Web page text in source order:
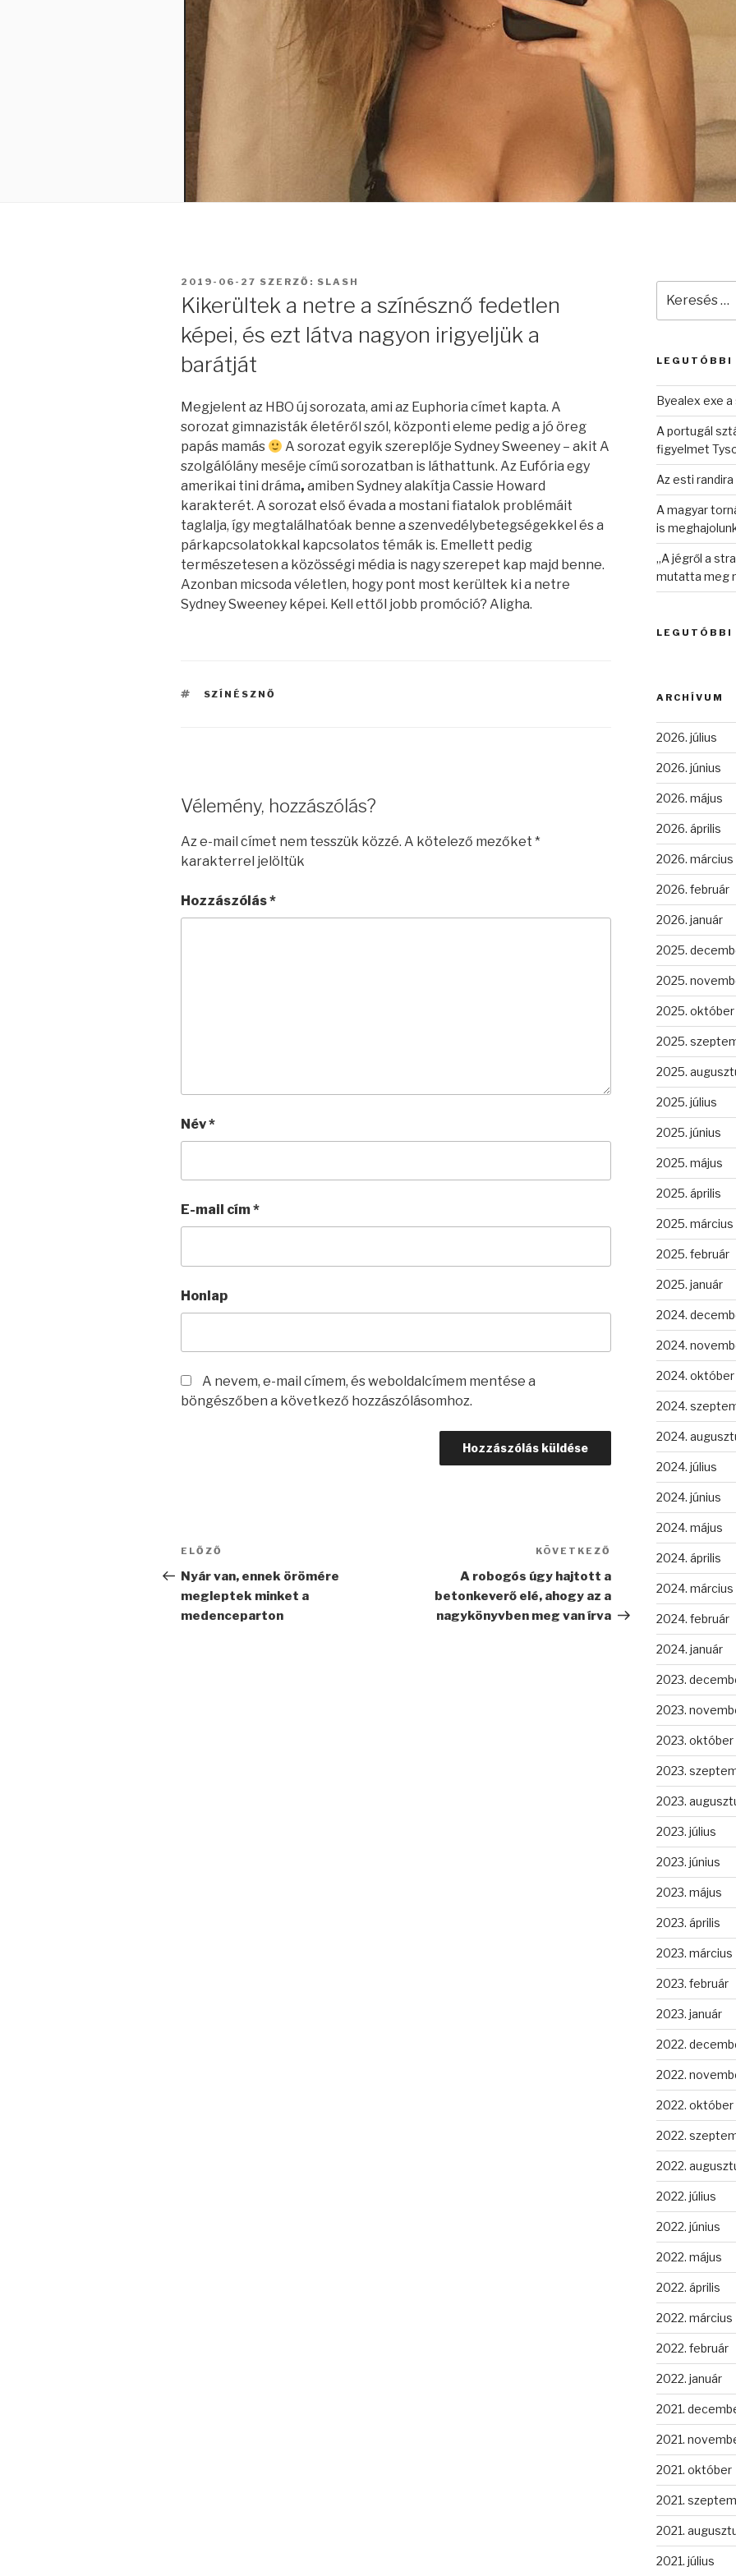
BEKÜLDVE:
2019-06-27 SZERZŐ: SLASH
Kikerültek a netre a színésznő fedetlen
képei, és ezt látva nagyon irigyeljük a
barátját
Megjelent az HBO új sorozata, ami az Euphoria címet kapta. A
sorozat gimnazisták életéről szól, központi eleme pedig a jó öreg
papás mamás
A sorozat egyik szereplője Sydney Sweeney – akit A
szolgálólány meséje című sorozatban is láthattunk. Az Eufória egy
amerikai tini dráma, amiben Sydney alakítja Cassie Howard
karakterét. A sorozat első évada a mostani fiatalok problémáit
taglalja, így megtalálhatóak benne a szenvedélybetegségekkel és a
párkapcsolatokkal kapcsolatos témák is. Emellett pedig
természetesen a közösségi média is nagy szerepet kap majd benne.
Azonban micsoda véletlen, hogy pont most kerültek ki a netre
Sydney Sweeney képei. Kell ettől jobb promóció? Aligha.
CÍMKÉK
SZÍNÉSZNŐ
Vélemény, hozzászólás?
Az e-mail címet nem tesszük közzé. A kötelező mezőket *
karakterrel jelöltük
Hozzászólás*
Név*
E-mail cím*
Honlap
A nevem, e-mail címem, és weboldalcímem mentése a
böngészőben a következő hozzászólásomhoz.
Bejegyzés
navigáció
Korábbi
bejegyzés
ELŐZŐ
Nyár van, ennek örömére
megleptek minket a
medenceparton
Következő
bejegyzés
KÖVETKEZŐ
A robogós úgy hajtott a
betonkeverő elé, ahogy az a
nagykönyvben meg van írva
következő
LEGUTÓBBI
Byealex exe
A portugál
figyelmet
Az esti
A magyar
is
„A jégről a
mutatta meg
LEGUTÓBBI
ARCHÍVUM
2026. július
2026. június
2026. május
2026. április
2026. március
2026. február
2026. január
2025.
2025.
2025. október
2025.
2025.
2025. július
2025. június
2025. május
2025. április
2025. március
2025. február
2025. január
2024.
2024.
2024. október
2024.
2024.
2024. július
2024. június
2024. május
2024. április
2024. március
2024. február
2024. január
2023.
2023.
2023. október
2023.
2023.
2023. július
2023. június
2023. május
2023. április
2023. március
2023. február
2023. január
2022.
2022.
2022. október
2022.
2022.
2022. július
2022. június
2022. május
2022. április
2022. március
2022. február
2022. január
2021.
2021.
2021. október
2021.
2021.
2021. július